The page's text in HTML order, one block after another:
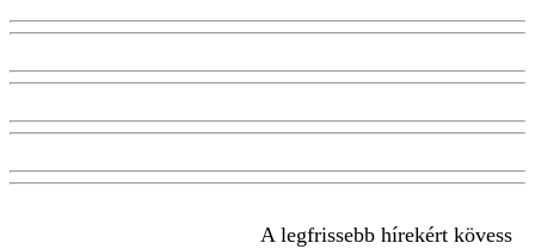
A legfrissebb hírekért kövess